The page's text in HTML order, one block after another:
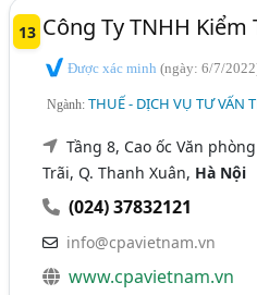
13 Công Ty TNHH Kiểm
Được xác minh(ngày: 6/7/
Ngành:THUẾ - DỊCH VỤ TƯ VẤN
Tầng 8, Cao ốc Văn
Trãi, Q. Thanh Xuân, Hà Nội
(024) 37832121
info@cpavietnam.vn
www.cpavietnam.vn